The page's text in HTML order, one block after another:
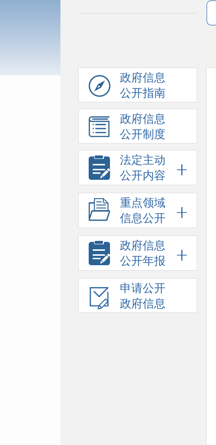
政府信息
公开指南
政府信息
公开制度
法定主动
公开内容
重点领域
信息公开
政府信息
公开年报
申请公开
政府信息